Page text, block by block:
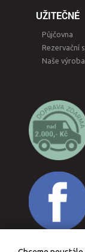
UŽITEČNÉ
Půjčovna
Rezervační
Naše